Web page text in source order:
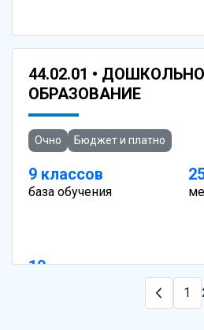
мест платно
44.02.01 •
ОБРАЗОВАНИЕ
Очно Бюджет и платно
9 классов
база обучения
10
1